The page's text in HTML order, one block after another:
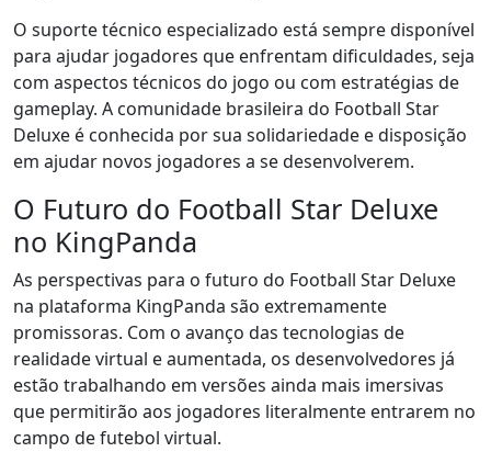
O suporte técnico especializado está sempre disponível
para ajudar jogadores que enfrentam dificuldades, seja
com aspectos técnicos do jogo ou com estratégias de
gameplay. A comunidade brasileira do Football Star
Deluxe é conhecida por sua solidariedade e disposição
em ajudar novos jogadores a se desenvolverem.
O Futuro do Football Star Deluxe
no KingPanda
As perspectivas para o futuro do Football Star Deluxe
na plataforma KingPanda são extremamente
promissoras. Com o avanço das tecnologias de
realidade virtual e aumentada, os desenvolvedores já
estão trabalhando em versões ainda mais imersivas
que permitirão aos jogadores literalmente entrarem no
campo de futebol virtual.